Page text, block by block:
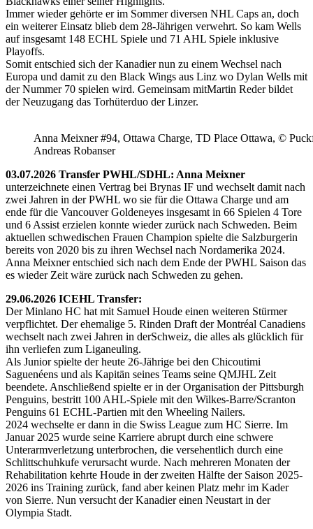
Immer wieder gehörte er im Sommer diversen NHL Caps an, doch
ein weiterer Einsatz blieb dem 28-Jährigen verwehrt. So kam Wells
auf insgesamt 148 ECHL Spiele und 71 AHL Spiele inklusive
Playoffs.
Somit entschied sich der Kanadier nun zu einem Wechsel nach
Europa und damit zu den Black Wings aus Linz wo Dylan Wells mit
der Nummer 70 spielen wird. Gemeinsam mitMartin Reder bildet
der Neuzugang das Torhüterduo der Linzer.
Anna Meixner #94, Ottawa Charge, TD Place Ottawa, ©
Andreas Robanser
03.07.2026 Transfer PWHL/SDHL: Anna Meixner
unterzeichnete einen Vertrag bei Brynas IF und wechselt damit nach
zwei Jahren in der PWHL wo sie für die Ottawa Charge und am
ende für die Vancouver Goldeneyes insgesamt in 66 Spielen 4 Tore
und 6 Assist erzielen konnte wieder zurück nach Schweden. Beim
aktuellen schwedischen Frauen Champion spielte die Salzburgerin
bereits von 2020 bis zu ihren Wechsel nach Nordamerika 2024.
Anna Meixner entschied sich nach dem Ende der PWHL Saison das
es wieder Zeit wäre zurück nach Schweden zu gehen.
29.06.2026 ICEHL Transfer:
Der Minlano HC hat mit Samuel Houde einen weiteren Stürmer
verpflichtet. Der ehemalige 5. Rinden Draft der Montréal Canadiens
wechselt nach zwei Jahren in derSchweiz, die alles als glücklich für
ihn verliefen zum Liganeuling.
Als Junior spielte der heute 26-Jährige bei den Chicoutimi
Saguenéens und als Kapitän seines Teams seine QMJHL Zeit
beendete. Anschließend spielte er in der Organisation der Pittsburgh
Penguins, bestritt 100 AHL-Spiele mit den Wilkes-Barre/Scranton
Penguins 61 ECHL-Partien mit den Wheeling Nailers.
2024 wechselte er dann in die Swiss League zum HC Sierre. Im
Januar 2025 wurde seine Karriere abrupt durch eine schwere
Unterarmverletzung unterbrochen, die versehentlich durch eine
Schlittschuhkufe verursacht wurde. Nach mehreren Monaten der
Rehabilitation kehrte Houde in der zweiten Hälfte der Saison 2025-
2026 ins Training zurück, fand aber keinen Platz mehr im Kader
von Sierre. Nun versucht der Kanadier einen Neustart in der
Olympia Stadt.